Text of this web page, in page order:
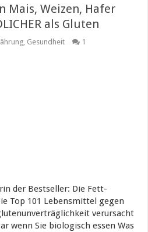
Mais, Weizen, Hafer
als Gluten
Gesundheit 1
der Bestseller: Die Fett-
Top 101 Lebensmittel gegen
verursacht
wenn Sie biologisch essen Was